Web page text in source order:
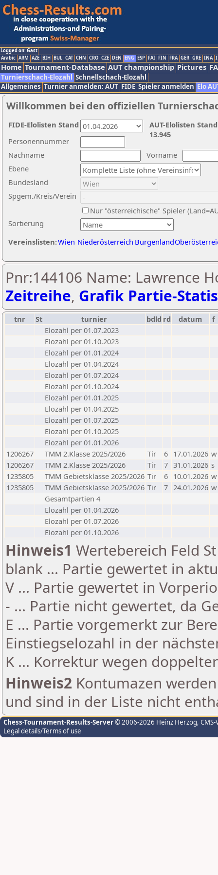
Logged on: Gast
Arabic ARM AZE BIH BUL CAT CHN CRO CZE DEN ENG ESP FAI FIN FRA GER GRE INA
Home Tournament-Database AUT championship Pictures
Turnierschach-Elozahl Schnellschach-Elozahl
Allgemeines Turnier anmelden: AUT FIDE Spieler anmelden Elo
Willkommen bei den offiziellen
Nachname
Vorname
Ebene
Sortierung
Personennummer
Bundesland
Spgem./Kreis/Verein
Nur "österreichische" Spieler
Vereinslisten:Wien Niederösterreich Burgenland
AUT-Elolisten
13.945
FIDE-Elolisten Stand
Pnr:144106 Name: Lawrence
Zeitreihe, Grafik Partie-
tnr St turnier bdld rd datum
f
Elozahl per 01.07.2023
Elozahl per 01.10.2023
Elozahl per 01.01.2024
Elozahl per 01.04.2024
Elozahl per 01.07.2024
Elozahl per 01.10.2024
Elozahl per 01.01.2025
Elozahl per 01.04.2025
Elozahl per 01.07.2025
Elozahl per 01.10.2025
Elozahl per 01.01.2026
1206267
TMM 2.Klasse 2025/2026 Tir 6 17.01.2026 w
1206267
TMM 2.Klasse 2025/2026 Tir 7 31.01.2026 s
1235805
TMM Gebietsklasse 2025/2026 Tir 6 10.01.2026 w
1235805
TMM Gebietsklasse 2025/2026 Tir 7 24.01.2026 w
Gesamtpartien 4
Elozahl per 01.04.2026
Elozahl per 01.07.2026
Elozahl per 01.10.2026
Hinweis1 Wertebereich Feld
blank ... Partie gewertet in
V ... Partie gewertet in
- ... Partie nicht gewertet, da
E ... Partie vorgemerkt zur
Einstiegselozahl in der
K ... Korrektur wegen
Hinweis2 Kontumazen
und sind in der Liste nicht
Chess-Tournament-Results-Server© 2006-2026 Heinz Herzog,
Legal details/Terms of use